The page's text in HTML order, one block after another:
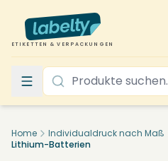
ETIKETTEN & VERPACKUNGEN
Home Individualdruck nach Maß
Lithium-Batterien